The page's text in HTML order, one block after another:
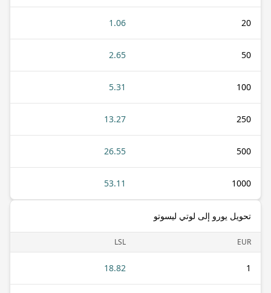
20
1.06
50
2.65
100
5.31
250
13.27
500
26.55
1000
53.11
تحويل يورو إلى لوتي ليسوتو
EUR
LSL
1
18.82